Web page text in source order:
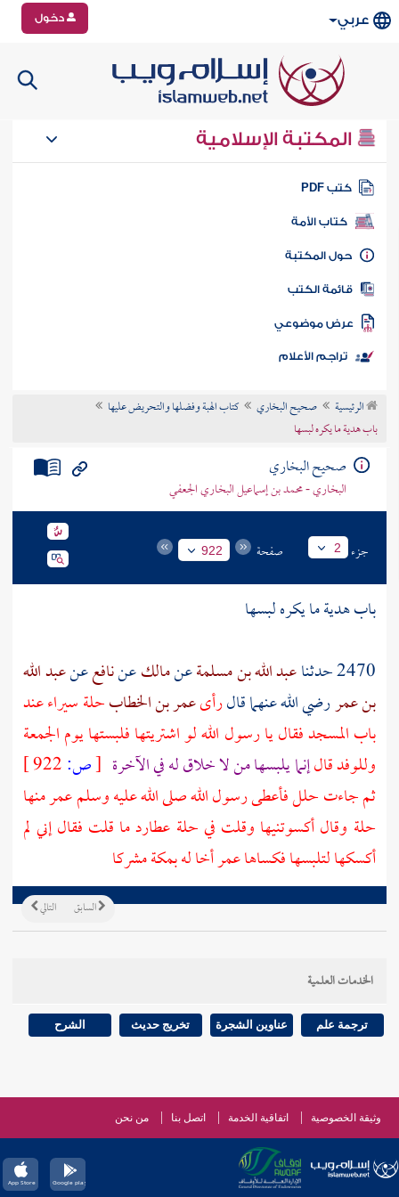
عربي دخول
المكتبة الإسلامية
كتب PDF
كتاب الأمة
المكتبة
الكتب
موضوعي
تراجم الأعلام
الرئيسية صحيح البخاري
كتاب الهبة وفضلها والتحريض عليها
باب هدية ما يكره لبسها
صحيح البخاري
البخاري - محمد بن إسماعيل البخاري الجعفي
جزء 2 صفحة 922
باب هدية ما يكره لبسها
2470 حدثنا
عبد الله بن مسلمةعنمالكعننافععنعبد الله
بن عمررضي الله عنهما قالرأىعمر بن الخطابحلة سيراء عند
باب المسجد فقال يا رسول الله لو اشتريتها فلبستها يوم الجمعة
وللوفد قالإنما يلبسها من لا خلاق له في الآخرة [ص:
ثم جاءت حلل فأعطى رسول الله صلى الله عليه وسلمعمرمنها
حلة وقال أكسوتنيها وقلت في حلة عطارد ما قلت فقال إني لم
أكسكها لتلبسها فكساهاعمرأخا لهبمكةمشركا
التالي السابق
الخدمات العلمية
ترجمة علم عناوين الشجرة تخريج حديث الشرح
وثيقة الخصوصية اتفاقية الخدمة اتصل بنا من نحن